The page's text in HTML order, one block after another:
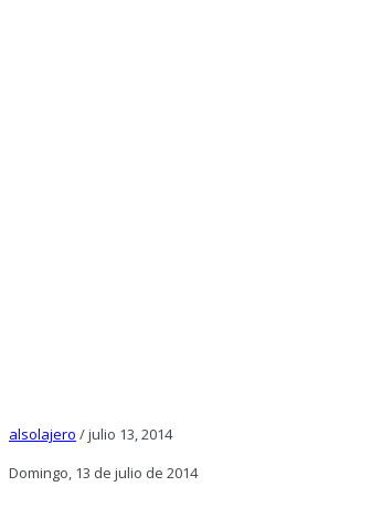
alsolajero /julio 13, 2014
Domingo, 13 de julio de 2014